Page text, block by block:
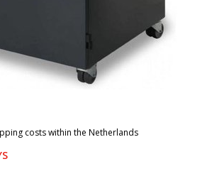
costs within the Netherlands